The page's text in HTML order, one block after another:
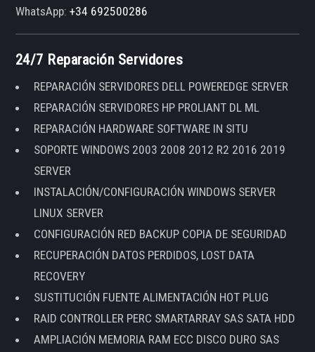
WhatsApp:+34 692500286
24/7 Reparación Servidores
REPARACIÓN SERVIDORES DELL POWEREDGE SERVER
REPARACIÓN SERVIDORES HP PROLIANT DL ML
REPARACIÓN HARDWARE SOFTWARE IN SITU
SOPORTE WINDOWS 2003 2008 2012 R2 2016 2019
SERVER
INSTALACIÓN/CONFIGURACIÓN WINDOWS SERVER
LINUX SERVER
CONFIGURACIÓN RED BACKUP COPIA DE SEGURIDAD
RECUPERACIÓN DATOS PERDIDOS, LOST DATA
RECOVERY
SUSTITUCIÓN FUENTE ALIMENTACIÓN HOT PLUG
RAID CONTROLLER PERC SMARTARRAY SAS SATA HDD
AMPLIACIÓN MEMORIA RAM ECC DISCO DURO SAS